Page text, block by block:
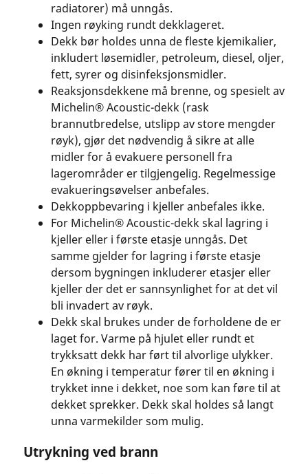
radiatorer) må unngås.
Ingen røyking rundt dekklageret.
Dekk bør holdes unna de fleste kjemikalier,
inkludert løsemidler, petroleum, diesel, oljer,
fett, syrer og disinfeksjonsmidler.
Reaksjonsdekkene må brenne, og spesielt av
Michelin® Acoustic-dekk (rask
brannutbredelse, utslipp av store mengder
røyk), gjør det nødvendig å sikre at alle
midler for å evakuere personell fra
lagerområder er tilgjengelig. Regelmessige
evakueringsøvelser anbefales.
Dekkoppbevaring i kjeller anbefales ikke.
For Michelin® Acoustic-dekk skal lagring i
kjeller eller i første etasje unngås. Det
samme gjelder for lagring i første etasje
dersom bygningen inkluderer etasjer eller
kjeller der det er sannsynlighet for at det vil
bli invadert av røyk.
Dekk skal brukes under de forholdene de er
laget for. Varme på hjulet eller rundt et
trykksatt dekk har ført til alvorlige ulykker.
En økning i temperatur fører til en økning i
trykket inne i dekket, noe som kan føre til at
dekket sprekker. Dekk skal holdes så langt
unna varmekilder som mulig.
Utrykning ved brann